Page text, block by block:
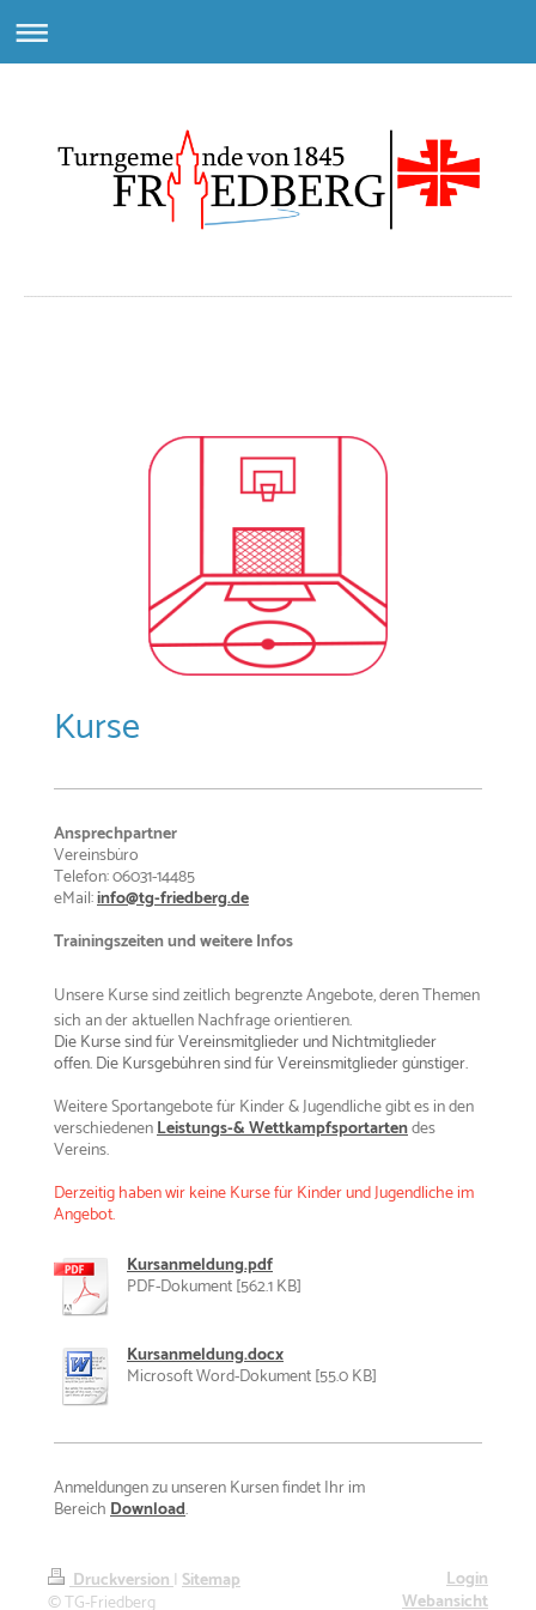
Kurse
Ansprechpartner
Vereinsbüro
Telefon: 06031-14485
eMail:info@tg-friedberg.de
Trainingszeiten und weitere Infos
Unsere Kurse sind zeitlich begrenzte Angebote, deren Themen
sich an der aktuellen Nachfrage orientieren.
Die Kurse sind für Vereinsmitglieder und Nichtmitglieder
offen.Die Kursgebühren sind für Vereinsmitglieder günstiger.
Weitere Sportangebote für Kinder & Jugendliche gibt es in den
verschiedenenLeistungs-& Wettkampfsportartendes
Vereins.
Derzeitig haben wir keine Kurse für Kinder und Jugendliche im
Angebot.
Kursanmeldung.pdf
PDF-Dokument [562.1 KB]
Kursanmeldung.docx
Microsoft Word-Dokument [55.0 KB]
Anmeldungen zu unseren Kursen findet Ihr im
BereichDownload.
Druckversion| Sitemap
© TG-Friedberg
Login
Webansicht